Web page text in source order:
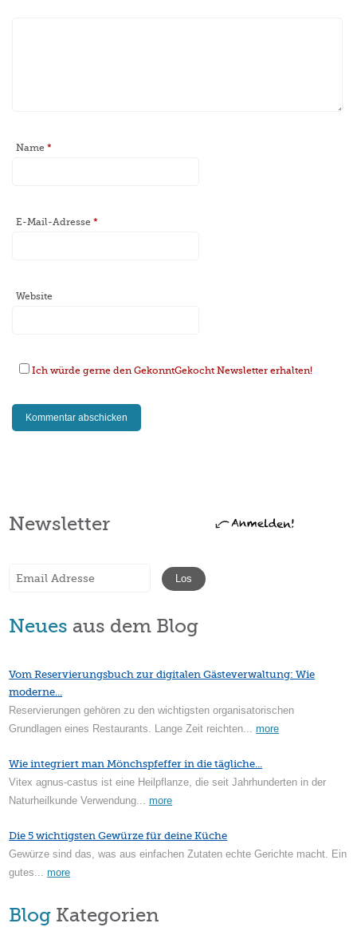
Name*
E-Mail-Adresse*
Website
Ich würde gerne den GekonntGekocht Newsletter erhalten!
Newsletter
Neues aus dem Blog
Vom Reservierungsbuch zur digitalen Gästeverwaltung: Wie
moderne...
Reservierungen gehören zu den wichtigsten organisatorischen
Grundlagen eines Restaurants. Lange Zeit reichten...more
Wie integriert man Mönchspfeffer in die tägliche...
Vitex agnus-castus ist eine Heilpflanze, die seit Jahrhunderten in der
Naturheilkunde Verwendung...more
Die 5 wichtigsten Gewürze für deine Küche
Gewürze sind das, was aus einfachen Zutaten echte Gerichte macht. Ein
gutes...more
Blog Kategorien